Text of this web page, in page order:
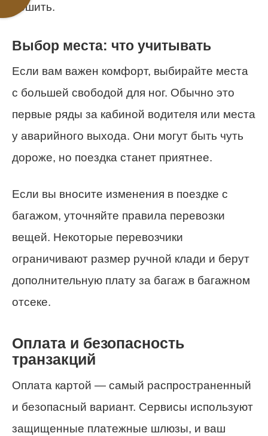
решить.
Выбор места: что учитывать
Если вам важен комфорт, выбирайте места
с большей свободой для ног. Обычно это
первые ряды за кабиной водителя или места
у аварийного выхода. Они могут быть чуть
дороже, но поездка станет приятнее.
Если вы вносите изменения в поездке с
багажом, уточняйте правила перевозки
вещей. Некоторые перевозчики
ограничивают размер ручной клади и берут
дополнительную плату за багаж в багажном
отсеке.
Оплата и безопасность
транзакций
Оплата картой — самый распространенный
и безопасный вариант. Сервисы используют
защищенные платежные шлюзы, и ваш